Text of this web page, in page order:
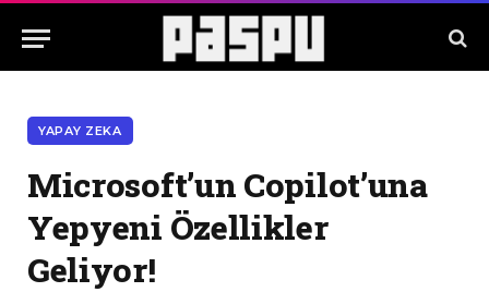
YAPAY ZEKA
Microsoft’un Copilot’una
Yepyeni Özellikler
Geliyor!